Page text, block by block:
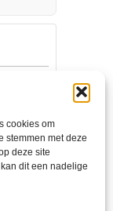
cookies om
stemmen met deze
deze site
dit een nadelige